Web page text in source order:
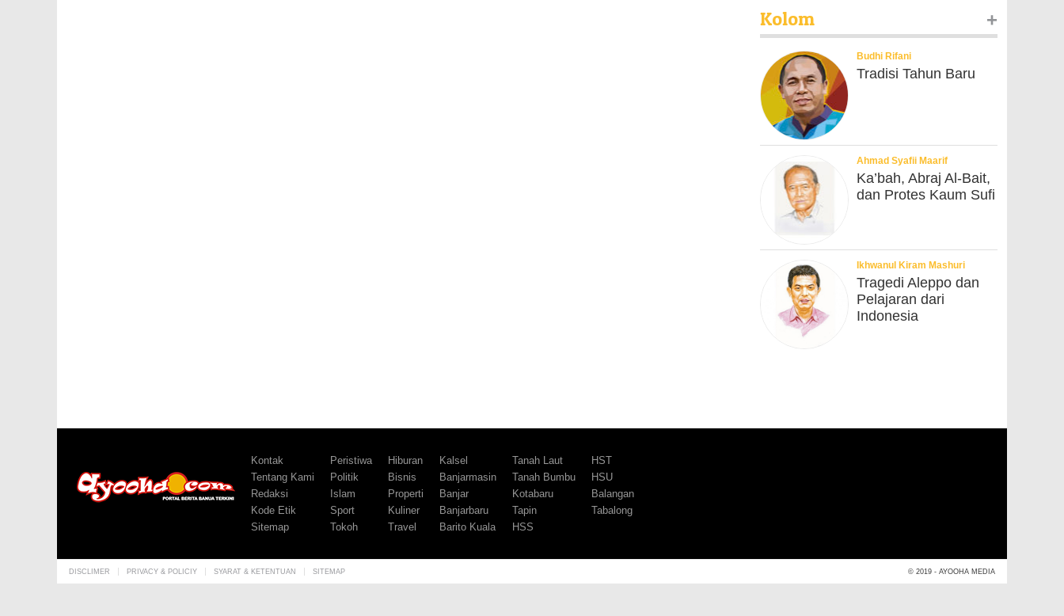
Kolom +
Budhi Rifani
Tradisi Tahun Baru
Ahmad Syafii Maarif
Ka’bah, Abraj Al-Bait,
dan Protes Kaum Sufi
Ikhwanul Kiram Mashuri
Tragedi Aleppo dan
Pelajaran dari
Indonesia
Kontak
Tentang Kami
Redaksi
Kode Etik
Sitemap
Peristiwa
Politik
Islam
Sport
Tokoh
Hiburan
Bisnis
Properti
Kuliner
Travel
Kalsel
Banjarmasin
Banjar
Banjarbaru
Barito Kuala
Tanah Laut
Tanah Bumbu
Kotabaru
Tapin
HSS
HST
HSU
Balangan
Tabalong
© 2019 - AYOOHA MEDIA
DISCLIMER PRIVACY & POLICIY SYARAT & KETENTUAN SITEMAP